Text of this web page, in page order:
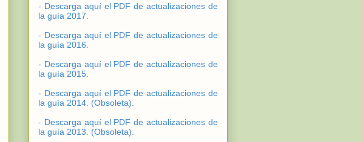
- Descarga aquí el PDF de actualizaciones de
la guía 2017.
- Descarga aquí el PDF de actualizaciones de
la guía 2016.
- Descarga aquí el PDF de actualizaciones de
la guía 2015.
- Descarga aquí el PDF de actualizaciones de
la guía 2014. (Obsoleta).
- Descarga aquí el PDF de actualizaciones de
la guía 2013. (Obsoleta).